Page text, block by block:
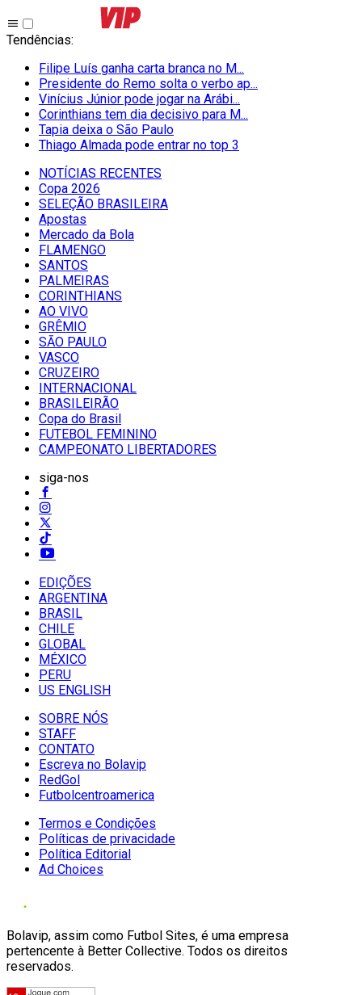
Tendências:
Filipe Luís ganha carta branca no M...
Presidente do Remo solta o verbo ap...
Vinícius Júnior pode jogar na Arábi...
Corinthians tem dia decisivo para M...
Tapia deixa o São Paulo
Thiago Almada pode entrar no top 3
NOTÍCIAS RECENTES
Copa 2026
SELEÇÃO BRASILEIRA
Apostas
Mercado da Bola
FLAMENGO
SANTOS
PALMEIRAS
CORINTHIANS
AO VIVO
GRÊMIO
SĀO PAULO
VASCO
CRUZEIRO
INTERNACIONAL
BRASILEIRÃO
Copa do Brasil
FUTEBOL FEMININO
CAMPEONATO LIBERTADORES
siga-nos
EDIÇÕES
ARGENTINA
BRASIL
CHILE
GLOBAL
MÉXICO
PERU
US ENGLISH
SOBRE NÓS
STAFF
CONTATO
Escreva no Bolavip
RedGol
Futbolcentroamerica
Termos e Condições
Políticas de privacidade
Política Editorial
Ad Choices
Bolavip, assim como Futbol Sites, é uma empresa
pertencente à Better Collective. Todos os direitos
reservados.